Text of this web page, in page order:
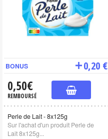
BONUS 0,20 €
0,50€
REMBOURSÉ
Perle de Lait - 8x125g
Sur l'achat d'un produit Perle de
Lait 8x125g...